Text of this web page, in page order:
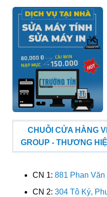
CHUỖI CỬA HÀNG
GROUP - THƯƠNG
CN 1: 881 Phan
CN 2: 304 Tô Ký,